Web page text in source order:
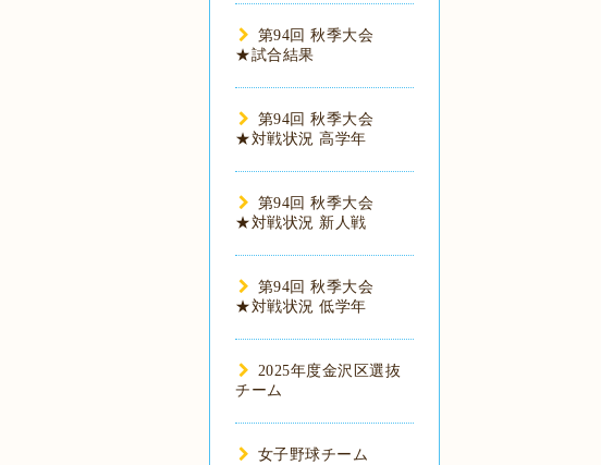
第94回 秋季大会
★試合結果
第94回 秋季大会
★対戦状況 高学年
第94回 秋季大会
★対戦状況 新人戦
第94回 秋季大会
★対戦状況 低学年
2025年度金沢区選抜
チーム
女子野球チーム